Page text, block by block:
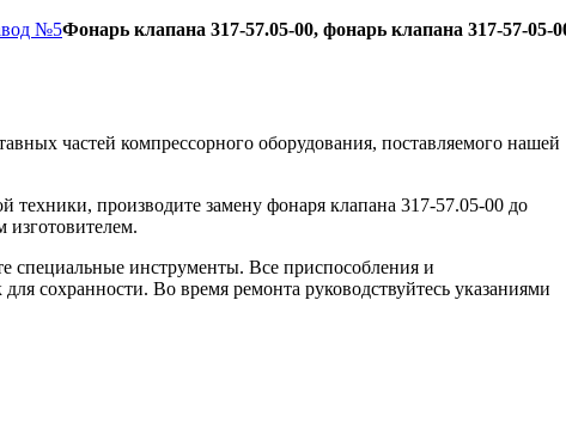
№5Фонарь клапана 317-57.05-00, фонарь клапана 317-57-05-
частей компрессорного оборудования, поставляемого нашей
техники, производите замену фонаря клапана 317-57.05-00 до
изготовителем.
специальные инструменты. Все приспособления и
сохранности. Во время ремонта руководствуйтесь указаниями